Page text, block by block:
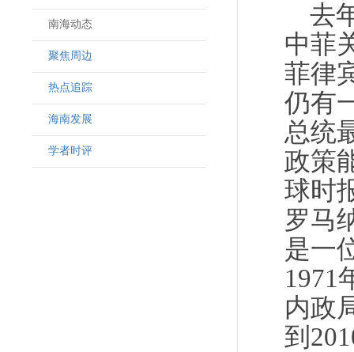
南海动态
聚焦周边
热点追踪
海南发展
学者时评
去
中菲
菲律
仍有
总统
政策
球时
罗马
是一
1971
内政
到